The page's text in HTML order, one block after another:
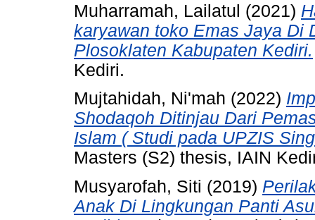
Muharramah, Lailatul (2021)
karyawan toko Emas Jaya Di
Plosoklaten Kabupaten Kediri.
Kediri.
Mujtahidah, Ni'mah (2022)
Shodaqoh Ditinjau Dari
Islam ( Studi pada UPZIS
Masters (S2) thesis, IAIN
Musyarofah, Siti (2019)
Anak Di Lingkungan Panti